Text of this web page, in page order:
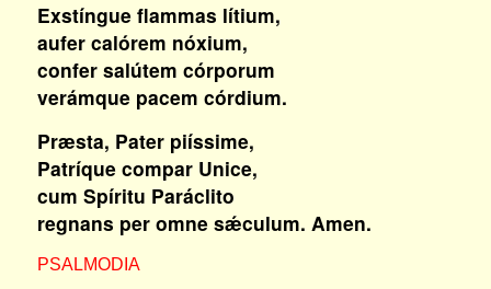
Exstíngue flammas lítium,
aufer calórem nóxium,
confer salútem córporum
verámque pacem córdium.
Præsta, Pater piíssime,
Patríque compar Unice,
cum Spíritu Paráclito
regnans per omne sǽculum. Amen.
PSALMODIA